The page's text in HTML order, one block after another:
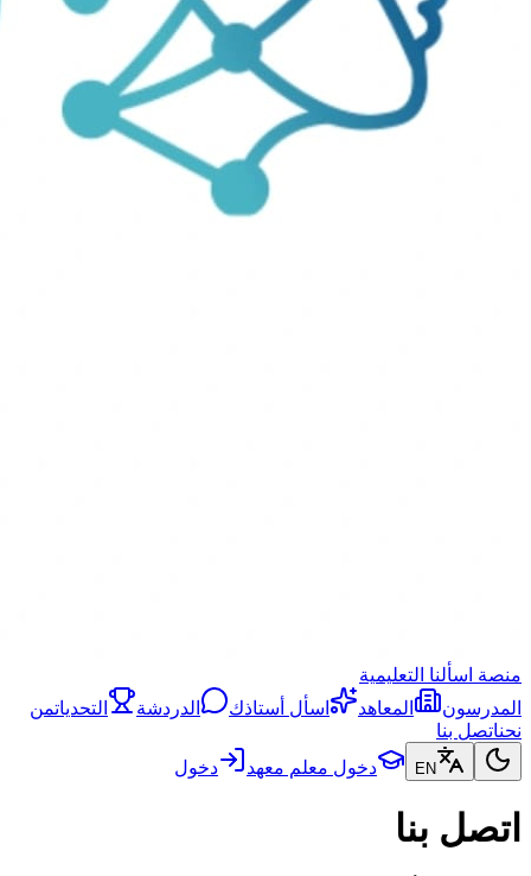
منصة اسألنا التعليمية
المدرسون
المعاهد اسأل أستاذك الدردشة التحدياتمن
نحناتصل بنا
EN دخول معلم معهد دخول
اتصل بنا